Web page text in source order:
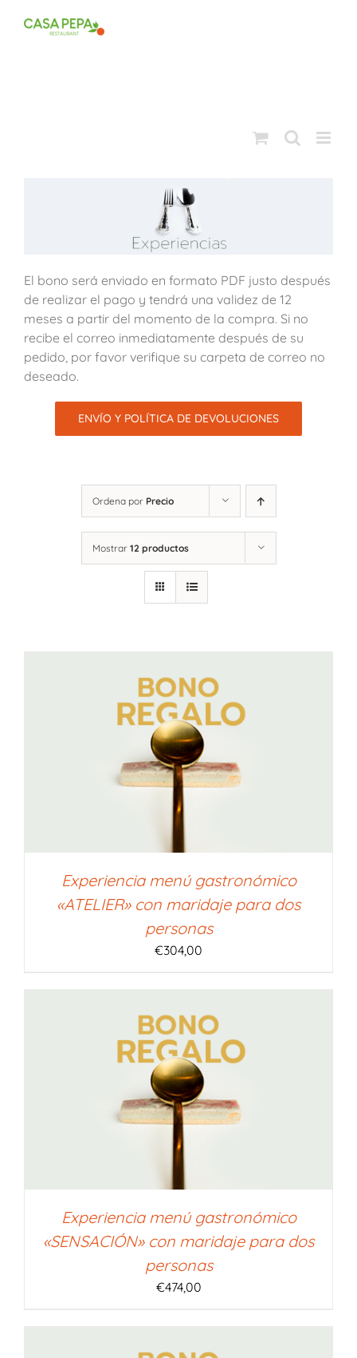
El bono será enviado en formato PDF justo después
de realizar el pago y tendrá una validez de 12
meses a partir del momento de la compra. Si no
recibe el correo inmediatamente después de su
pedido, por favor verifique su carpeta de correo no
deseado.
ENVÍO Y POLÍTICA DE DEVOLUCIONES
Ordena por Precio
Mostrar 12 productos
Experiencia menú gastronómico
«ATELIER» con maridaje para dos
personas
€304,00
Experiencia menú gastronómico
«SENSACIÓN» con maridaje para dos
personas
€474,00